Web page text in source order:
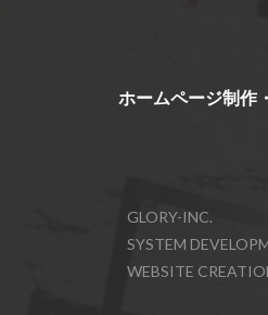
ホームページ制作
GLORY-INC.
SYSTEM
WEBSITE